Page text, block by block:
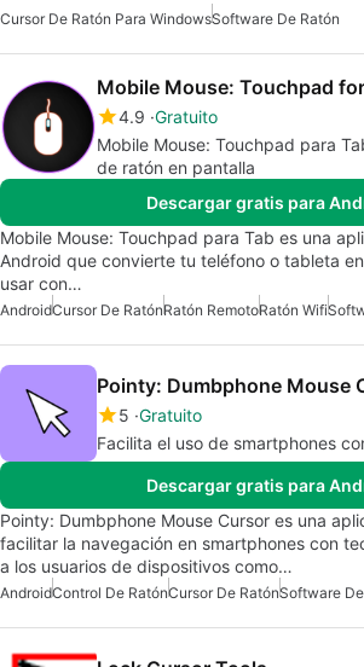
Cursor De Ratón Para WindowsSoftware De Ratón
Mobile Mouse: Touchpad
4.9 Gratuito
Mobile Mouse: Touchpad para
de ratón en pantalla
Descargar gratis para
Mobile Mouse: Touchpad para Tab es una
Android que convierte tu teléfono o tableta
usar con…
AndroidCursor De RatónRatón RemotoRatón Wifi
Pointy: Dumbphone Mouse
5 Gratuito
Facilita el uso de smartphones
Descargar gratis para
Pointy: Dumbphone Mouse Cursor es una
facilitar la navegación en smartphones con
a los usuarios de dispositivos como…
AndroidControl De RatónCursor De RatónSoftware